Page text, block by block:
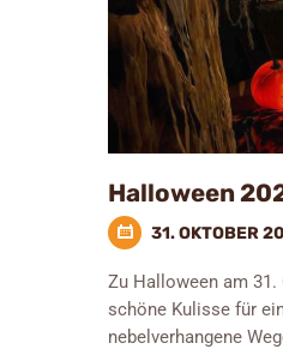
Halloween
31. OKTOBER
Zu Halloween am
schöne Kulisse für
nebelverhangene